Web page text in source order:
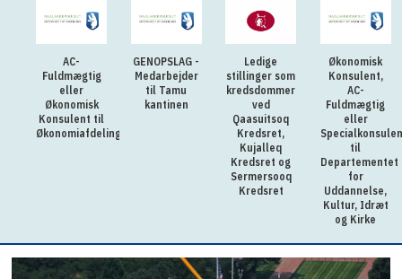
AC-
Fuldmægtig
eller
Økonomisk
Konsulent til
Økonomiafdelingen
GENOPSLAG -
Medarbejder
til Tamu
kantinen
Ledige
stillinger som
kredsdommer
ved
Qaasuitsoq
Kredsret,
Kujalleq
Kredsret og
Sermersooq
Kredsret
Økonomisk
Konsulent,
AC-
Fuldmægtig
eller
til
Departementet
for
Uddannelse,
Kultur, Idræt
og Kirke